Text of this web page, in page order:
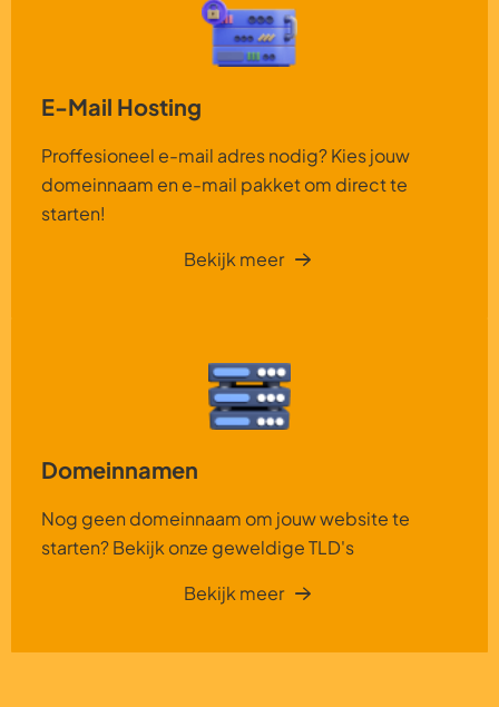
E-Mail Hosting
Proffesioneel e-mail adres nodig? Kies jouw
domeinnaam en e-mail pakket om direct te
starten!
Bekijk meer
Domeinnamen
Nog geen domeinnaam om jouw website te
starten? Bekijk onze geweldige TLD's
Bekijk meer